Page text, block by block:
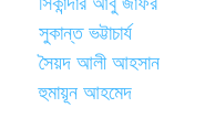
সুকান্ত ভট্টাচার্য
সৈয়দ আলী আহসান
হুমায়ূন আহমেদ